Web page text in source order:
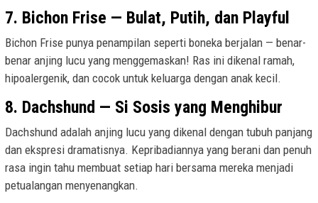
7. Bichon Frise — Bulat, Putih, dan Playful
Bichon Frise punya penampilan seperti boneka berjalan — benar-
benar anjing lucu yang menggemaskan! Ras ini dikenal ramah,
hipoalergenik, dan cocok untuk keluarga dengan anak kecil.
8. Dachshund — Si Sosis yang Menghibur
Dachshund adalah anjing lucu yang dikenal dengan tubuh panjang
dan ekspresi dramatisnya. Kepribadiannya yang berani dan penuh
rasa ingin tahu membuat setiap hari bersama mereka menjadi
petualangan menyenangkan.